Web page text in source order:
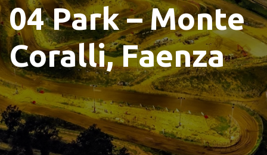
04 Park – Monte
Coralli, Faenza